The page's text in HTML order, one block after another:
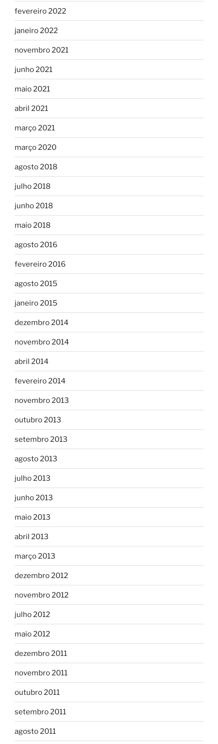
fevereiro 2022
janeiro 2022
novembro 2021
junho 2021
maio 2021
abril 2021
março 2021
março 2020
agosto 2018
julho 2018
junho 2018
maio 2018
agosto 2016
fevereiro 2016
agosto 2015
janeiro 2015
dezembro 2014
novembro 2014
abril 2014
fevereiro 2014
novembro 2013
outubro 2013
setembro 2013
agosto 2013
julho 2013
junho 2013
maio 2013
abril 2013
março 2013
dezembro 2012
novembro 2012
julho 2012
maio 2012
dezembro 2011
novembro 2011
outubro 2011
setembro 2011
agosto 2011